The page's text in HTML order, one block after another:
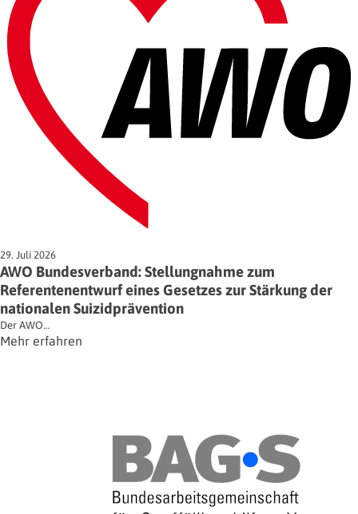
29. Juli 2026
AWO Bundesverband: Stellungnahme zum
Referentenentwurf eines Gesetzes zur Stärkung der
nationalen Suizidprävention
Der AWO…
Mehr erfahren